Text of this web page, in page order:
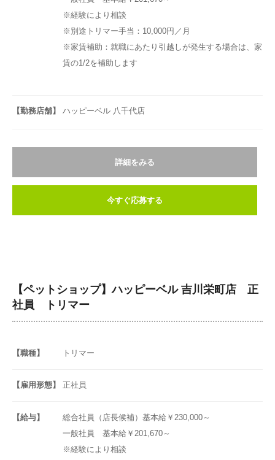
※経験により相談
※別途トリマー手当：10,000円／月
※家賃補助：就職にあたり引越しが発生する場合は、家
賃の1/2を補助します
【勤務店舗】 ハッピーベル 八千代店
詳細をみる
今すぐ応募する
【ペットショップ】ハッピーベル 吉川栄町店 正
社員 トリマー
【職種】 トリマー
【雇用形態】 正社員
【給与】
総合社員（店長候補）基本給￥230,000～
一般社員 基本給￥201,670～
※経験により相談